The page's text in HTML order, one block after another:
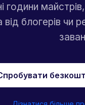
години
від блогерів чи